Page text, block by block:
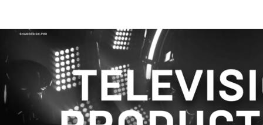
Брендинг, , Реклама ТВ-Шоу
Корпоративный брендинг,Сет дизайн